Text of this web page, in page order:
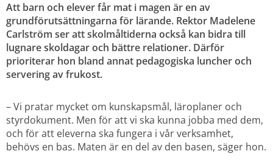
Att barn och elever får mat i magen är en av
grundförutsättningarna för lärande. Rektor Madelene
Carlström ser att skolmåltiderna också kan bidra till
lugnare skoldagar och bättre relationer. Därför
prioriterar hon bland annat pedagogiska luncher och
servering av frukost.
– Vi pratar mycket om kunskapsmål, läroplaner och
styrdokument. Men för att vi ska kunna jobba med dem,
och för att eleverna ska fungera i vår verksamhet,
behövs en bas. Maten är en del av den basen, säger hon.